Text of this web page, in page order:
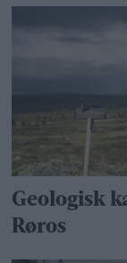
Geologisk
Røros